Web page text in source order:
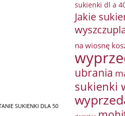
SUKIENKI DLA 50
sukienki dl a
Jakie
na wiosnę
ubrania
sukienki